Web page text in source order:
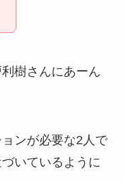
樹さんにあーん
ンが必要な2人で
いているように